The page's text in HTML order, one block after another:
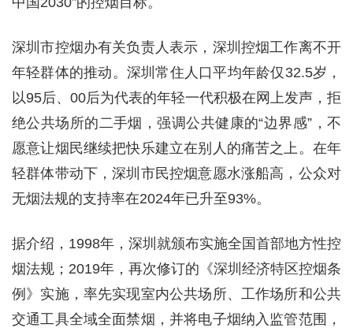
深圳市控烟办有关负责人表示，深圳控烟工作离不开
年轻群体的推动。深圳常住人口平均年龄仅32.5岁，
以95后、00后为代表的年轻一代积极在网上发声，拒
绝公共场所的二手烟，强调公共健康的“边界感”，不
愿意让烟民继续把快乐建立在别人的痛苦之上。在年
轻群体带动下，深圳市民控烟意愿水涨船高，公众对
无烟法规的支持率在2024年已升至93%。
据介绍，1998年，深圳就颁布实施全国首部地方性控
烟法规；2019年，再次修订的《深圳经济特区控烟条
例》实施，率先实现室内公共场所、工作场所和公共
交通工具全域全面禁烟，并将电子烟纳入监管范围，